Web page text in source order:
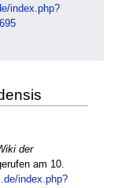
index.php?
der
am 10.
index.php?